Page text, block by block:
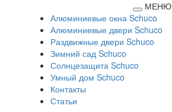
МЕНЮ
Алюминиевые окна Schuco
Алюминиевые двери Schuco
Раздвижные двери Schuco
Зимний сад Schuco
Солнцезащита Schuco
Умный дом Schuco
Контакты
Статьи